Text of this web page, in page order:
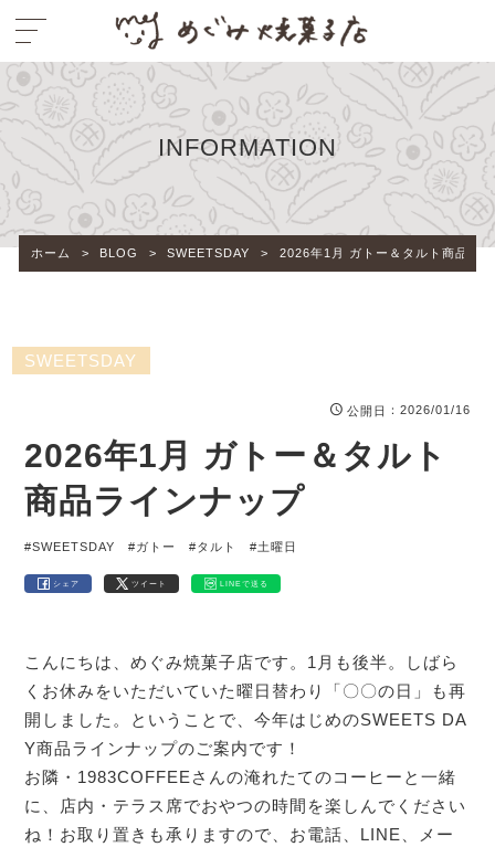
INFORMATION
ホーム > BLOG > SWEETSDAY > 2026年1月 ガトー＆タルト商品ラ
SWEETSDAY
公開日 ：2026/01/16
2026年1月 ガトー＆タルト
商品ラインナップ
#SWEETSDAY #ガトー #タルト #土曜日
シェア ツイート LINEで送る
こんにちは、めぐみ焼菓子店です。1月も後半。しばら
くお休みをいただいていた曜日替わり「〇〇の日」も再
開しました。ということで、今年はじめのSWEETS DA
Y商品ラインナップのご案内です！
お隣・1983COFFEEさんの淹れたてのコーヒーと一緒
に、店内・テラス席でおやつの時間を楽しんでください
ね！お取り置きも承りますので、お電話、LINE、メー